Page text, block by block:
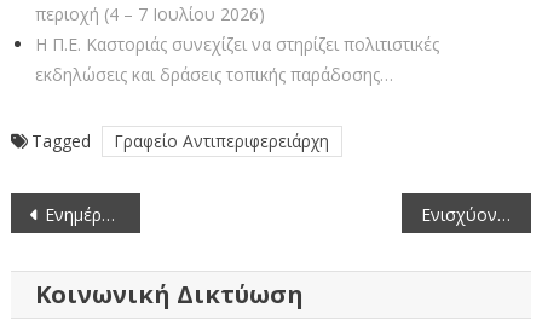
περιοχή (4 – 7 Ιουλίου 2026)
Η Π.Ε. Καστοριάς συνεχίζει να στηρίζει πολιτιστικές
εκδηλώσεις και δράσεις τοπικής παράδοσης…
Tagged Γραφείο Αντιπεριφερειάρχη
Πλοήγηση
Ενημέρωση σχετικά με την εμφάνιση του επιβλαβούς οργανισμού καραντίνας, Scirtothrips dorsalis. Ενισχύοντας τη φωνή της Καστοριάς στην Ευρώπη: Επίσκεψη του Ευρωβουλευτή Γιώργου Αυτιά στην Π.Ε. Καστοριάς
Κοινωνική Δικτύωση